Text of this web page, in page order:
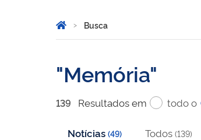
Você está aqui:
Página Inicial
Busca
Memória
139 Resultadosem todo o
Notícias (49) Todos (139)